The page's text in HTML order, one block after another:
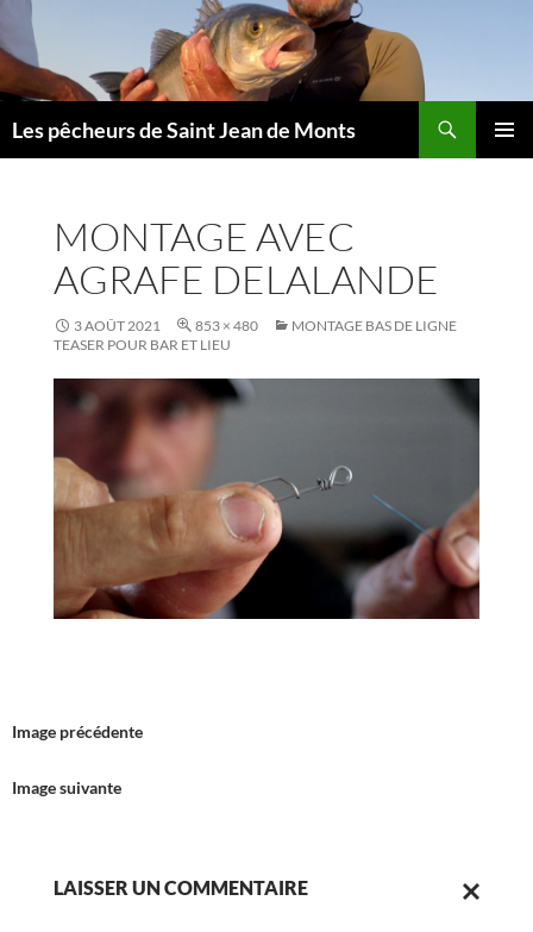
Aller
au
contenu
Les pêcheurs de Saint Jean de Monts
MONTAGE AVEC
AGRAFE DELALANDE
3 AOÛT 2021 853 × 480
MONTAGE BAS DE LIGNE
TEASER POUR BAR ET LIEU
Image précédente
Image suivante
LAISSER UN COMMENTAIRE